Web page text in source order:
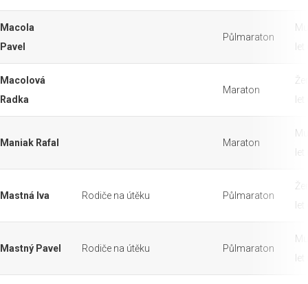
Macola
Pavel
Půlmaraton
Macolová
Radka
Maraton
Maniak Rafal Maraton
Mastná Iva Rodiče na útěku Půlmaraton
Mastný Pavel Rodiče na útěku Půlmaraton